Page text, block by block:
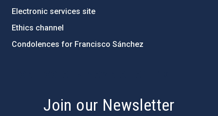
Electronic services site
Ethics channel
Condolences for Francisco Sánchez
Join our Newsletter